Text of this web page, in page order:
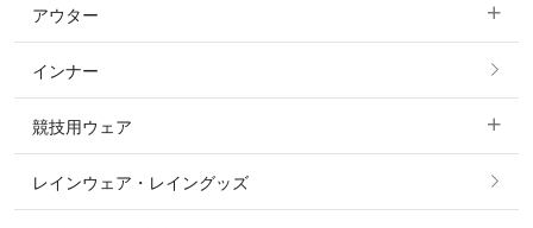
フルグリップ・尻革 キュロット
ニーグリップ・膝革 キュロット
すべてのトップス
ポロシャツ
カットソー・Tシャツ・タンクトップ
アウター
すべてのアウター
コート
ジャケット・ブルゾン
インナー
競技用ウェア
すべての競技用ウェア
レインウェア・レイングッズ